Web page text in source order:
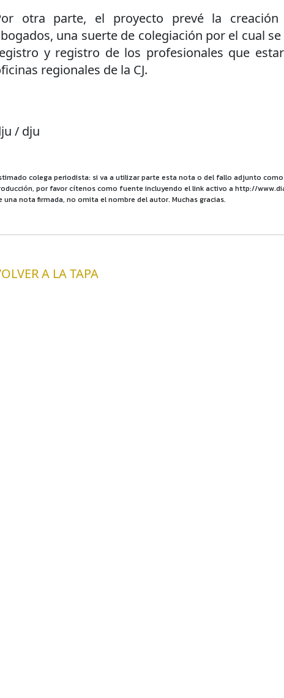
otra parte, el proyecto prevé la
una suerte de colegiación por el cual
y registro de los profesionales que
regionales de la CJ.
/ dju
colega periodista: si va a utilizar parte esta nota o del fallo adjunto
por favor cítenos como fuente incluyendo el link activo a http://
una nota firmada, no omita el nombre del autor. Muchas gracias.
A LA TAPA